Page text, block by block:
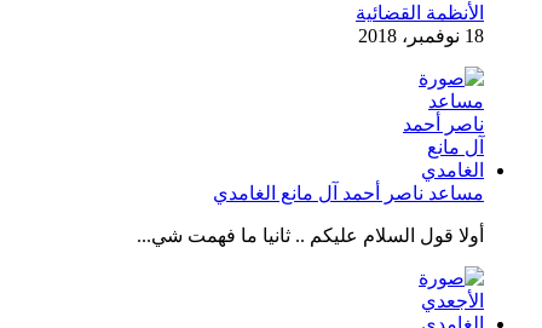
الأنظمة القضائية
18 نوفمبر، 2018
مساعد ناصر أحمد آل مانع الغامدي
أولا قول السلام عليكم .. ثانيا ما فهمت شي...